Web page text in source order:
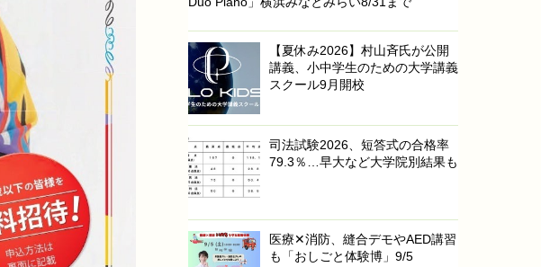
【夏休み2026】村山斉氏が公開
講義、小中学生のための大学講義
スクール9月開校
司法試験2026、短答式の合格率
79.3％…早大など大学院別結果も
医療✕消防、縫合デモやAED講習
も「おしごと体験博」9/5